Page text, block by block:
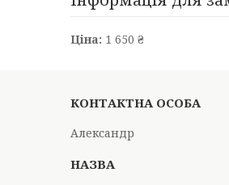
Ціна: 1 650 ₴
Александр